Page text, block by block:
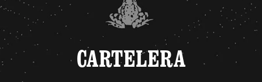
CARTELERA